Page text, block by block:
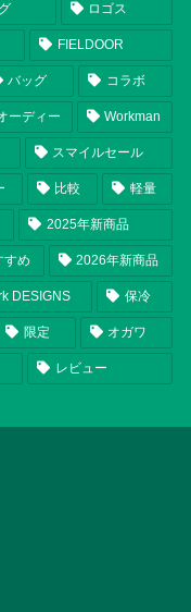
ロゴス
FIELDOOR
バッグ コラボ
ーディー Workman
スマイルセール
比較 軽量
2025年新商品
すめ 2026年新商品
DESIGNS 保冷
限定 オガワ
レビュー